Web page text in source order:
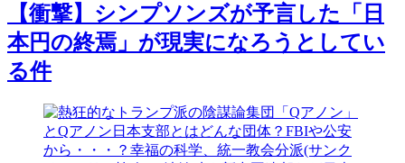
【衝撃】シンプソンズが予言した「日
本円の終焉」が現実になろうとしてい
る件